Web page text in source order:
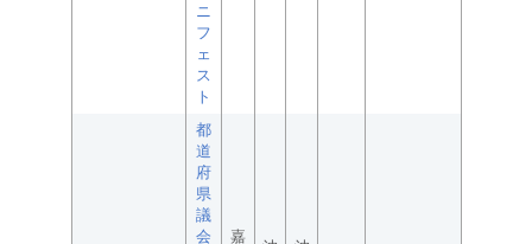
ニ
フ
ェ
ス
ト
都
道
府
県
議
会
嘉